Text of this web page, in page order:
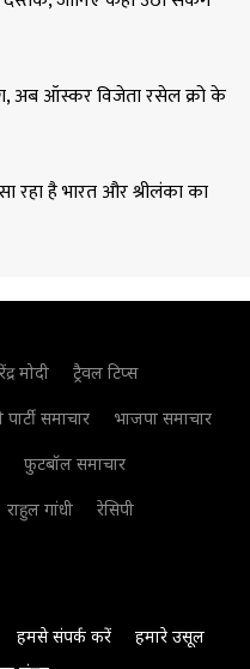
अब ऑस्कर विजेता रसेल क्रो के
रहा है भारत और श्रीलंका का
मोदी
ट्रैवल टिप्स
समाचार
भाजपा समाचार
फुटबॉल समाचार
राहुल गांधी
रेसिपी
हमसे संपर्क करें
हमारे उसूल